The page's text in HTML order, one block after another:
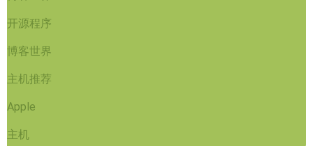
开源程序
博客世界
主机推荐
Apple
主机